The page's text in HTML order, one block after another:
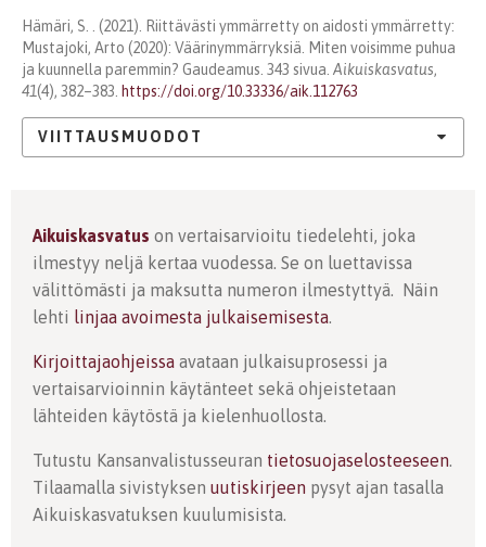
Hämäri, S. . (2021). Riittävästi ymmärretty on aidosti ymmärretty:
Mustajoki, Arto (2020): Väärinymmärryksiä. Miten voisimme puhua
ja kuunnella paremmin? Gaudeamus. 343 sivua. Aikuiskasvatus,
41(4), 382–383. https://doi.org/10.33336/aik.112763
VIITTAUSMUODOT
Aikuiskasvatus on vertaisarvioitu tiedelehti, joka
ilmestyy neljä kertaa vuodessa. Se on luettavissa
välittömästi ja maksutta numeron ilmestyttyä. Näin
lehti linjaa avoimesta julkaisemisesta.
Kirjoittajaohjeissa avataan julkaisuprosessi ja
vertaisarvioinnin käytänteet sekä ohjeistetaan
lähteiden käytöstä ja kielenhuollosta.
Tutustu Kansanvalistusseuran tietosuojaselosteeseen.
Tilaamalla sivistyksen uutiskirjeen pysyt ajan tasalla
Aikuiskasvatuksen kuulumisista.